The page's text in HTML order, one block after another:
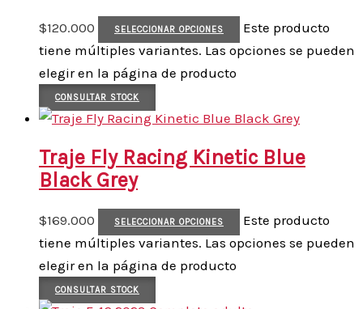
$120.000 SELECCIONAR OPCIONES
Este producto
tiene múltiples variantes. Las opciones se pueden
elegir en la página de producto
CONSULTAR STOCK
Traje Fly Racing Kinetic Blue
Black Grey
$169.000 SELECCIONAR OPCIONES
Este producto
tiene múltiples variantes. Las opciones se pueden
elegir en la página de producto
CONSULTAR STOCK